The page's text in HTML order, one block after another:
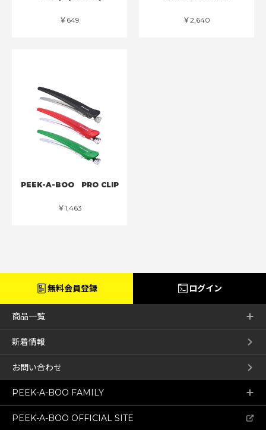
￥649 ￥2,640
PEEK-A-BOO PRO CLIP
￥1,463
無料会員登録 ログイン
商品一覧
新着情報
お問い合わせ
PEEK-A-BOO FAMILY
PEEK-A-BOO OFFICIAL SITE